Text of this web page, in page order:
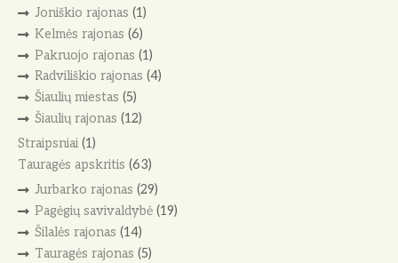
Joniškio rajonas (1)
Kelmės rajonas (6)
Pakruojo rajonas (1)
Radviliškio rajonas (4)
Šiaulių miestas (5)
Šiaulių rajonas (12)
Straipsniai (1)
Tauragės apskritis (63)
Jurbarko rajonas (29)
Pagėgių savivaldybė(19)
Šilalės rajonas (14)
Tauragės rajonas (5)